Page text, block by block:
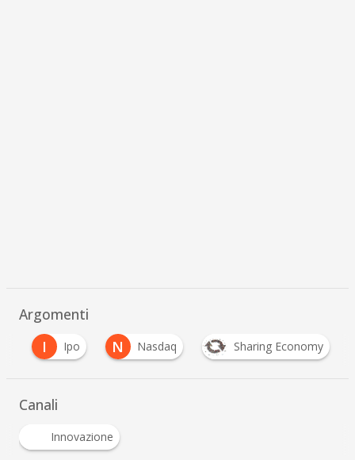
Argomenti
I Ipo N Nasdaq Sharing Economy
Canali
Innovazione